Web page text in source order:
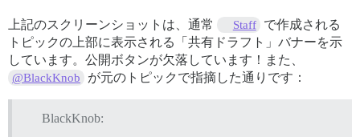
上記のスクリーンショットは、通常 Staff
で作成される
トピックの上部に表示される「共有ドラフト」バナーを示
しています。公開ボタンが欠落しています！また、
@BlackKnob が元のトピックで指摘した通りです：
BlackKnob: